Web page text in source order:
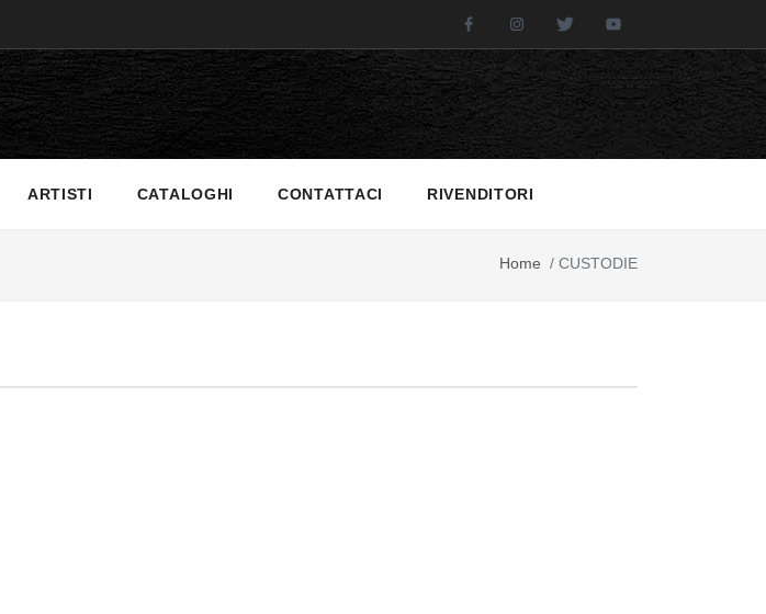
FacebookInstagramTwitter
ARTISTI CATALOGHI CONTATTACI RIVENDITORI
Home / CUSTODIE